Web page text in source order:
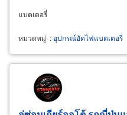
แบตเตอรี่
หมวดหมู่ : อุปกรณ์อัดไฟแบตเตอรี่